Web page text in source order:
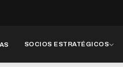
SOCIOS ESTRATÉGICOS